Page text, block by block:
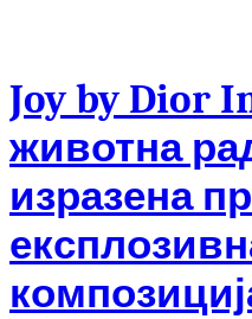
Joy by Dior
животна
изразена